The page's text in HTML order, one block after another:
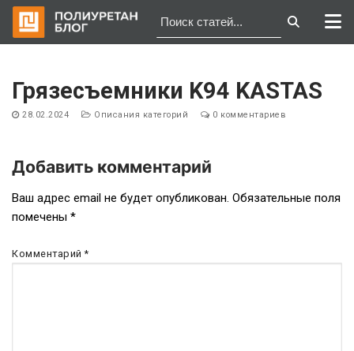
содержимому
Грязесъемники K94 KASTAS
28.02.2024 Описания категорий 0 комментариев
Навигация
по
записям
Добавить комментарий
Ваш адрес email не будет опубликован. Обязательные поля
помечены *
Комментарий*